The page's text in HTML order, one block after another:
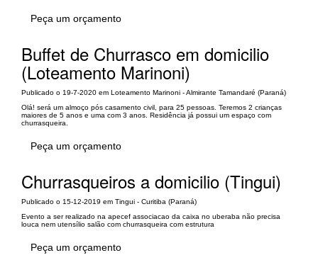
Peça um orçamento
Buffet de Churrasco em domicilio
(Loteamento Marinoni)
Publicado o 19-7-2020 em Loteamento Marinoni - Almirante Tamandaré (Paraná)
Olá! será um almoço pós casamento civil, para 25 pessoas. Teremos 2 crianças
maiores de 5 anos e uma com 3 anos. Residência já possui um espaço com
churrasqueira.
Peça um orçamento
Churrasqueiros a domicilio (Tingui)
Publicado o 15-12-2019 em Tingui - Curitiba (Paraná)
Evento a ser realizado na apecef associacao da caixa no uberaba não precisa
louca nem utensílio salão com churrasqueira com estrutura
Peça um orçamento